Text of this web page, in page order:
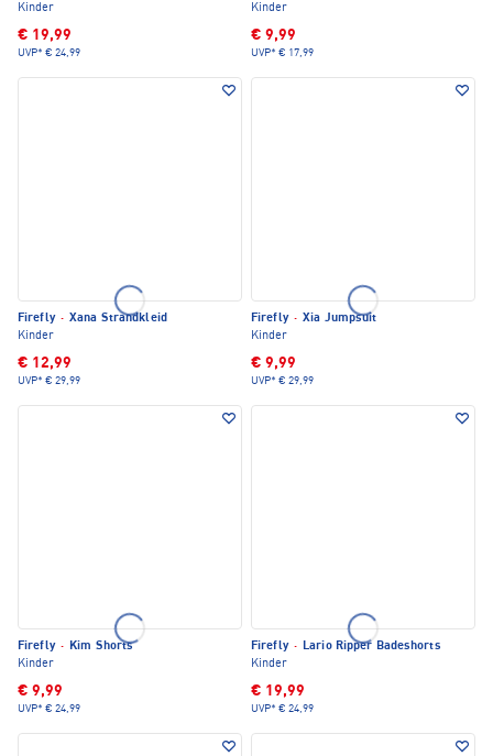
Kinder
€ 19,99
UVP* € 24,99
Kinder
€ 9,99
UVP* € 17,99
Firefly · Xana Strandkleid
Kinder
€ 12,99
UVP* € 29,99
Firefly · Xia Jumpsuit
Kinder
€ 9,99
UVP* € 29,99
Firefly · Kim Shorts
Kinder
€ 9,99
UVP* € 24,99
Firefly · Lario Ripper Badeshorts
Kinder
€ 19,99
UVP* € 24,99